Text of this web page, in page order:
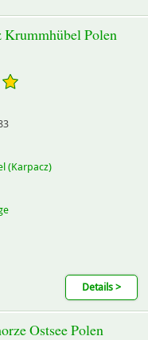
Krummhübel Polen
(Karpacz)
Details >
Ostsee Polen